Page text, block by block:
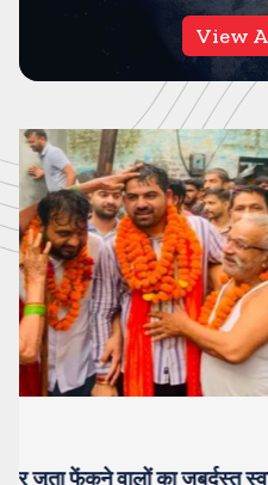
View
कसाना-डीजे कांवड-जिसे देखने